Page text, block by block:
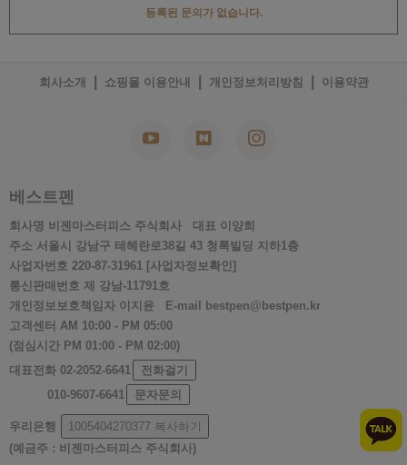
등록된 문의가 없습니다.
회사소개 쇼핑몰 이용안내 개인정보처리방침 이용약관
베스트펜
회사명 비젠마스터피스 주식회사 대표 이양희
주소 서울시 강남구 테헤란로38길 43 청록빌딩 지하1층
사업자번호 220-87-31961
[사업자정보확인]
통신판매번호 제 강남-11791호
개인정보보호책임자 이지윤 E-mail
bestpen@bestpen.kr
고객센터 AM 10:00 - PM 05:00
(점심시간 PM 01:00 - PM 02:00)
대표전화 02-2052-6641
전화걸기
010-9607-6641
문자문의
우리은행 1005404270377 복사하기
(예금주 : 비젠마스터피스 주식회사)